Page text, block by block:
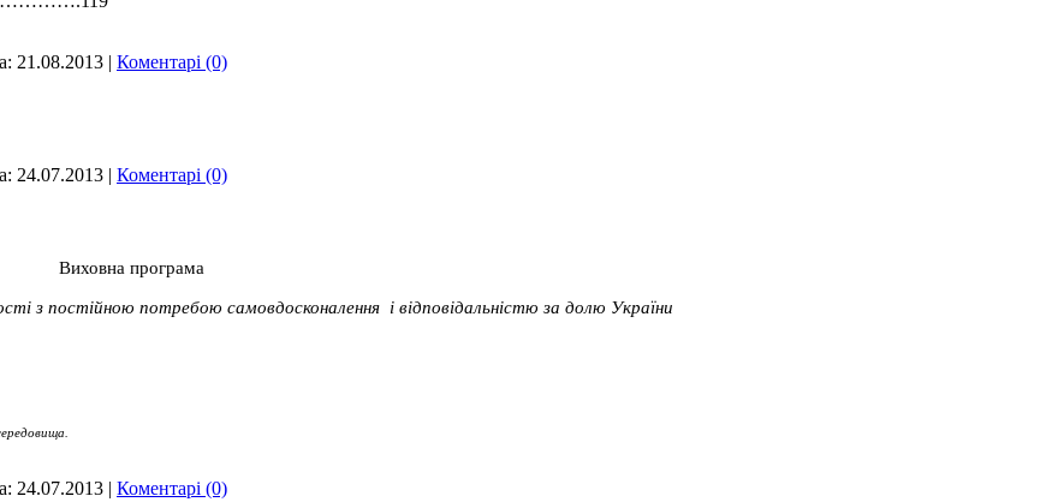
21.08.2013 | Коментарі (0)
24.07.2013 | Коментарі (0)
Виховна програма
з постійною потребою самовдосконалення і відповідальністю за долю України
24.07.2013 | Коментарі (0)